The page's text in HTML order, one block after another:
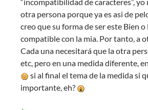
otra persona porque ya es asi de
creo que su forma de ser este Bien
compatible con la mia. Por tanto, a
Cada una necesitará que la otra
etc, pero en una medida diferente,
si al final el tema de la medida si
importante, eh?